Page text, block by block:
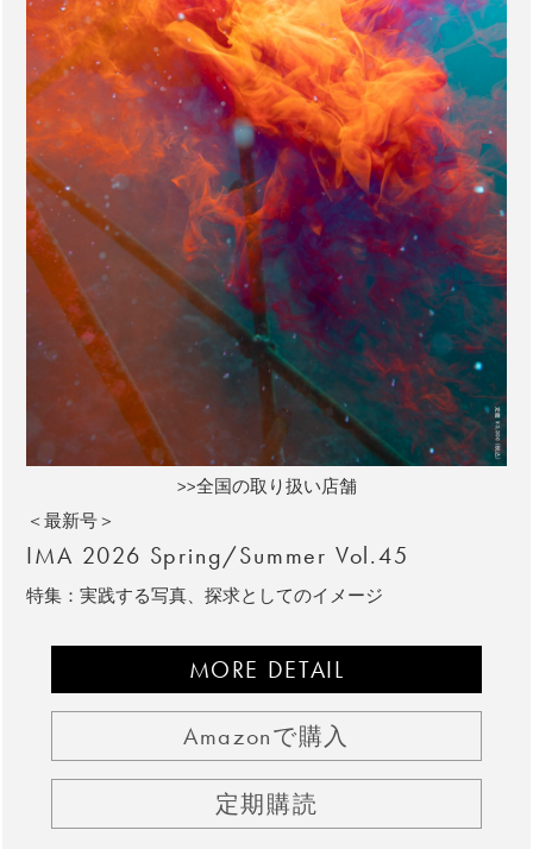
>>全国の取り扱い店舗
＜最新号＞
IMA 2026 Spring/Summer Vol.45
特集：実践する写真、探求としてのイメージ
MORE DETAIL
Amazonで購入
定期購読